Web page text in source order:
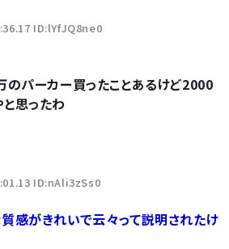
ID:lYfJQ8ne0
のパーカー買ったことあるけど2000
思ったわ
ID:nAli3zSs0
感がきれいで云々って説明されたけ